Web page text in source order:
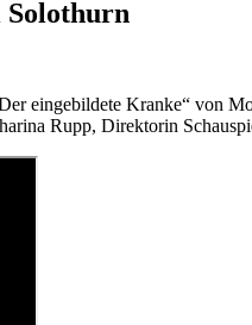
eingebildete Kranke“ von
Rupp, Direktorin